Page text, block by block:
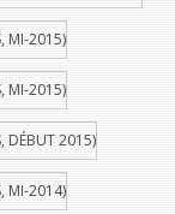
MI-2015)
MI-2015)
DÉBUT 2015)
MI-2014)